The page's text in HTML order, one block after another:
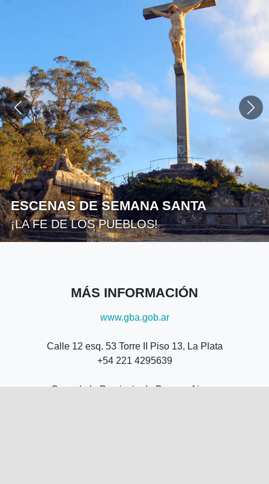
ESCENAS DE SEMANA SANTA
¡LA FE DE LOS PUEBLOS!
MÁS INFORMACIÓN
www.gba.gob.ar
Calle 12 esq. 53 Torre II Piso 13, La Plata
+54 221 4295639
Casa de la Provincia de Buenos Aires -